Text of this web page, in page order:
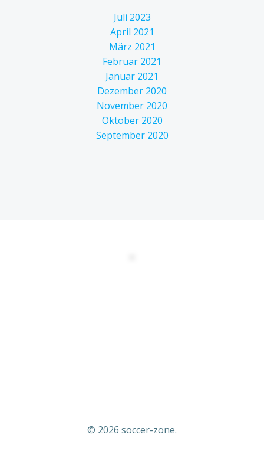
Juli 2023
April 2021
März 2021
Februar 2021
Januar 2021
Dezember 2020
November 2020
Oktober 2020
September 2020
© 2026 soccer-zone.